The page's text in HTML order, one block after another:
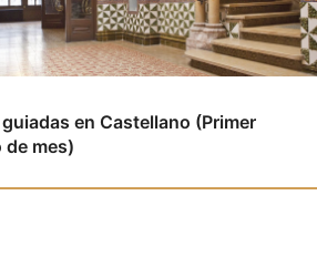
en Castellano (Primer
de mes)